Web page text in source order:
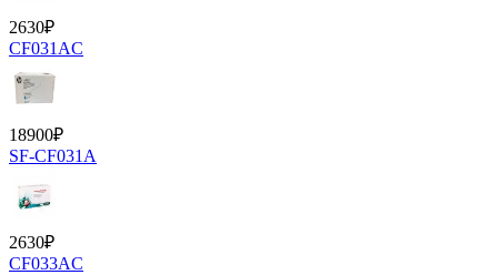
2630₽
CF031AC
18900₽
SF-CF031A
2630₽
CF033AC